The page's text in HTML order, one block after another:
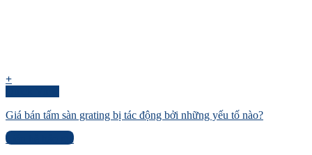
+
Giá bán tấm sàn grating bị tác động bởi những yếu tố nào?
Liên hệ báo giá